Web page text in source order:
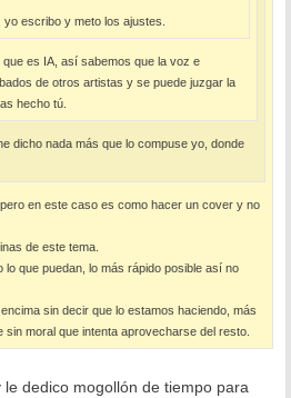
yo escribo y meto los ajustes.
es IA, así sabemos que la voz e
de otros artistas y se puede juzgar la
hecho tú.
dicho nada más que lo compuse yo, donde
en este caso es como hacer un cover y no
de este tema.
lo que puedan, lo más rápido posible así no
sin decir que lo estamos haciendo, más
sin moral que intenta aprovecharse del resto.
dedico mogollón de tiempo para